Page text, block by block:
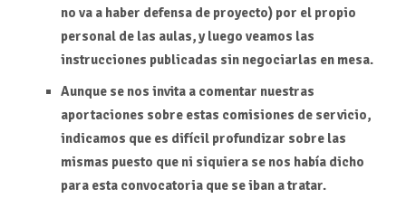
no va a haber defensa de proyecto) por el propio
personal de las aulas, y luego veamos las
instrucciones publicadas sin negociarlas en mesa.
Aunque se nos invita a comentar nuestras
aportaciones sobre estas comisiones de servicio,
indicamos que es difícil profundizar sobre las
mismas puesto que ni siquiera se nos había dicho
para esta convocatoria que se iban a tratar.